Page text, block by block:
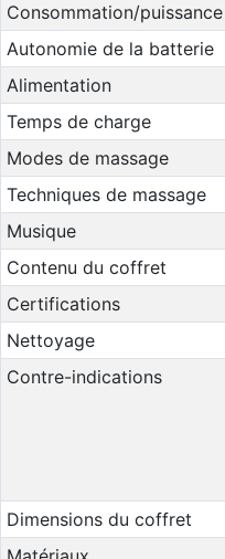
Consommation/puissance
Autonomie de la batterie
Alimentation
Temps de charge
Modes de massage
Techniques de massage
Musique
Contenu du coffret
Certifications
Nettoyage
Contre-indications
Dimensions du coffret